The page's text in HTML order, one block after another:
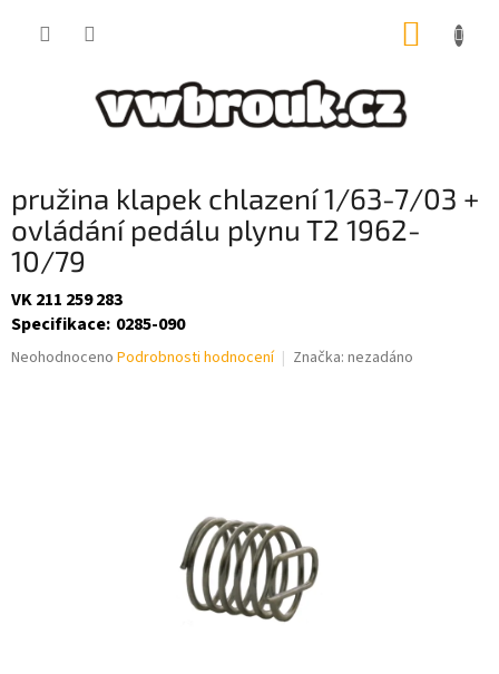
pružina klapek chlazení 1/63-7/03 +
ovládání pedálu plynu T2 1962-
10/79
VK 211 259 283
Specifikace: 0285-090
Průměrné
Neohodnoceno Podrobnosti hodnocení Značka: nezadáno